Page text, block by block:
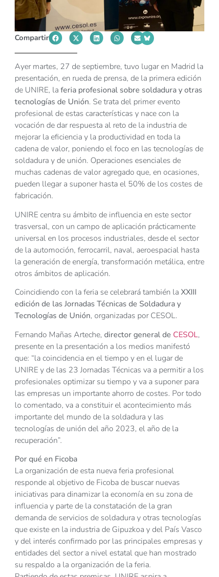
Compartir
Ayer martes, 27 de septiembre, tuvo lugar en Madrid la
presentación, en rueda de prensa, de la primera edición
de UNIRE, la feria profesional sobre soldadura y otras
tecnologías de Unión. Se trata del primer evento
profesional de estas características y nace con la
vocación de dar respuesta al reto de la industria de
mejorar la eficiencia y la productividad en toda la
cadena de valor, poniendo el foco en las tecnologías de
soldadura y de unión. Operaciones esenciales de
muchas cadenas de valor agregado que, en ocasiones,
pueden llegar a suponer hasta el 50% de los costes de
fabricación.
UNIRE centra su ámbito de influencia en este sector
trasversal, con un campo de aplicación prácticamente
universal en los procesos industriales, desde el sector
de la automoción, ferrocarril, naval, aeroespacial hasta
la generación de energía, transformación metálica, entre
otros ámbitos de aplicación.
Coincidiendo con la feria se celebrará también la XXIII
edición de las Jornadas Técnicas de Soldadura y
Tecnologías de Unión, organizadas por CESOL.
Fernando Mañas Arteche, director general de CESOL,
presente en la presentación a los medios manifestó
que: “la coincidencia en el tiempo y en el lugar de
UNIRE y de las 23 Jornadas Técnicas va a permitir a los
profesionales optimizar su tiempo y va a suponer para
las empresas un importante ahorro de costes. Por todo
lo comentado, va a constituir el acontecimiento más
importante del mundo de la soldadura y las
tecnologías de unión del año 2023, el año de la
recuperación”.
Por qué en Ficoba
La organización de esta nueva feria profesional
responde al objetivo de Ficoba de buscar nuevas
iniciativas para dinamizar la economía en su zona de
influencia y parte de la constatación de la gran
demanda de servicios de soldadura y otras tecnologías
que existe en la industria de Gipuzkoa y del País Vasco
y del interés confirmado por las principales empresas y
entidades del sector a nivel estatal que han mostrado
su respaldo a la organización de la feria.